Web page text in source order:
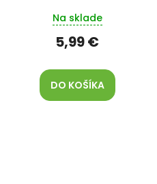
Na sklade
5,99 €
DO KOŠÍKA